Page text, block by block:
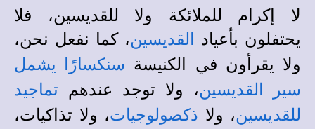
لا إكرام للملائكة ولا للقديسين، فلا
يحتفلون بأعياد
القديسين، كما نفعل نحن،
ولا يقرأون في الكنيسة سنكسارًا يشمل
سير القديسين، ولا توجد عندهم
تماجيد
للقديسين، ولا ذكصولوجيات، ولا تذاكيات،